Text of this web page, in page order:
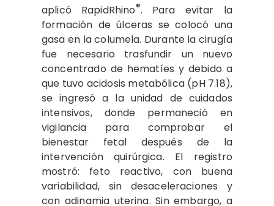
aplicó RapidRhino®. Para evitar la
formación de úlceras se colocó una
gasa en la columela. Durante la cirugía
fue necesario trasfundir un nuevo
concentrado de hematíes y debido a
que tuvo acidosis metabólica (pH 7.18),
se ingresó a la unidad de cuidados
intensivos, donde permaneció en
vigilancia para comprobar el
bienestar fetal después de la
intervención quirúrgica. El registro
mostró: feto reactivo, con buena
variabilidad, sin desaceleraciones y
con adinamia uterina. Sin embargo, a